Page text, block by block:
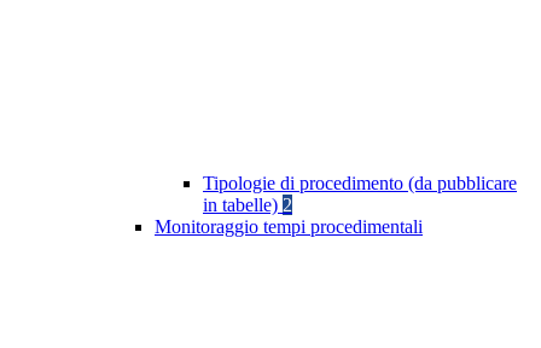
Tipologie di procedimento (da pubblicare
in tabelle) 2
Monitoraggio tempi procedimentali